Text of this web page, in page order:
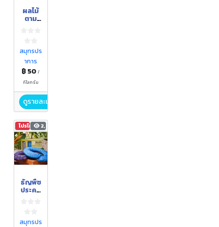
ผลไม้
ตาม
มะม่วง
น้ำ
ดอกไม้
สมุทรปร
าการ
฿ 50/
กิโลกรัม
ดูรายละเอียด
โปรโมชัน2,558
ธัญพืช
ประคบ
สมุทรปร